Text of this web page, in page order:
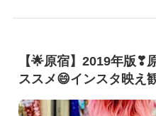
【🌟原宿】2019年版❣
ススメ😄インスタ映え